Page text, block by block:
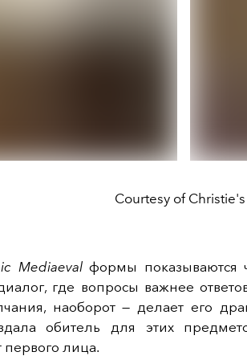
Courtesy of Christie's
Mediaevalформы показываются
где вопросы важнее
наоборот — делает его
обитель для этих
первого лица.